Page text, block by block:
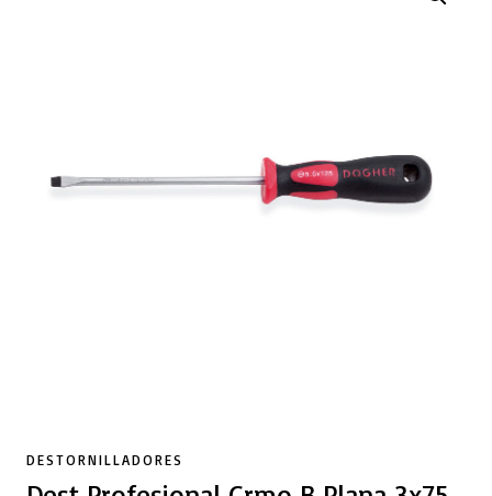
DESTORNILLADORES